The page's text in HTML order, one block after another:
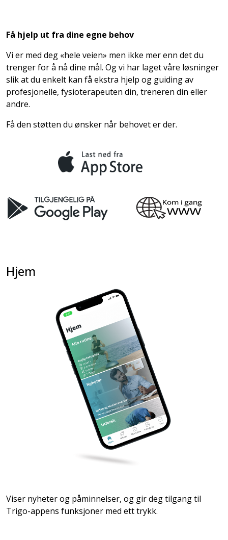
Få hjelp ut fra dine egne behov
Vi er med deg «hele veien» men ikke mer enn det du
trenger for å nå dine mål. Og vi har laget våre løsninger
slik at du enkelt kan få ekstra hjelp og guiding av
profesjonelle, fysioterapeuten din, treneren din eller
andre.
Få den støtten du ønsker når behovet er der.
Hjem
Viser nyheter og påminnelser, og gir deg tilgang til
Trigo-appens funksjoner med ett trykk.